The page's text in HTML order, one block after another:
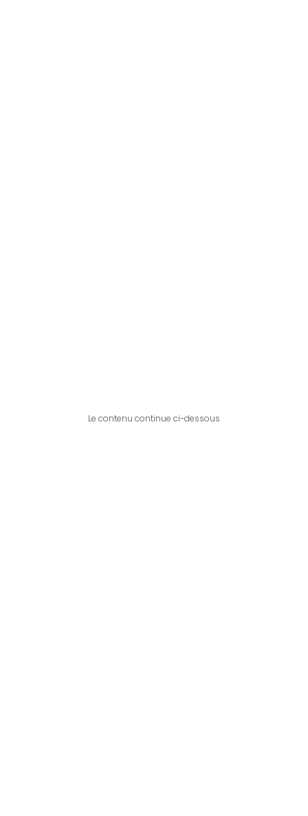
Le contenu continue ci-dessous